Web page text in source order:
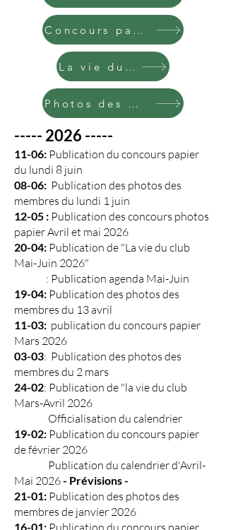
Concours papier
La vie du club
Photos des membres
----- 2026 -----
11-06: Publication du concours papier
du lundi 8 juin
08-06: Publication des photos des
membres du lundi 1 juin
12-05 : Publication des concours photos
papier Avril et mai 2026
20-04: Publication de "La vie du club
Mai-Juin 2026"
: Publication agenda Mai-Juin
19-04: Publication des photos des
membres du 13 avril
11-03: publication du concours papier
Mars 2026
03-03: Publication des photos des
membres du 2 mars
24-02: Publication de "la vie du club
Mars-Avril 2026
Officialisation du calendrier
19-02: Publication du concours papier
de février 2026
Publication du calendrier d'Avril-
Mai 2026- Prévisions -
21-01: Publication des photos des
membres de janvier 2026
16-01: